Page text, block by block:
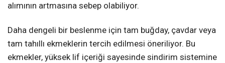
alımının artmasına sebep olabiliyor.
Daha dengeli bir beslenme için tam buğday, çavdar veya
tam tahıllı ekmeklerin tercih edilmesi öneriliyor. Bu
ekmekler, yüksek lif içeriği sayesinde sindirim sistemine